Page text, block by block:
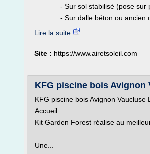
- Sur sol stabilisé (pose sur
- Sur dalle béton ou ancien
Lire la suite
Site : https://www.airetsoleil.com
KFG piscine bois Avignon
KFG piscine bois Avignon
Accueil
Kit Garden Forest réalise au
Une...